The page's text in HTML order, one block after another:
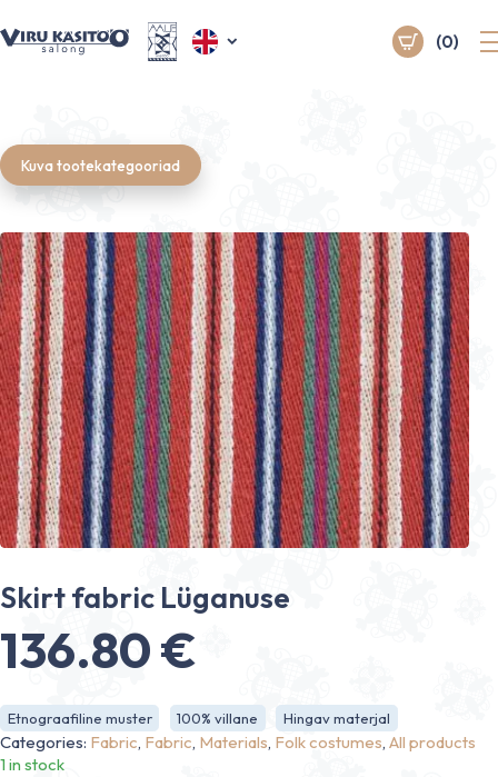
(0)
Kuva tootekategooriad
Skirt fabric Lüganuse
136.80€
Etnograafiline muster 100% villane Hingav materjal
Categories: Fabric, Fabric, Materials, Folk costumes, All products
1 in stock